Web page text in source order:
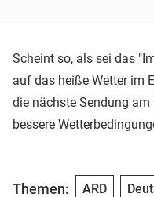
Scheint so, als sei das
auf das heiße Wetter im
die nächste Sendung
bessere
Themen: ARD